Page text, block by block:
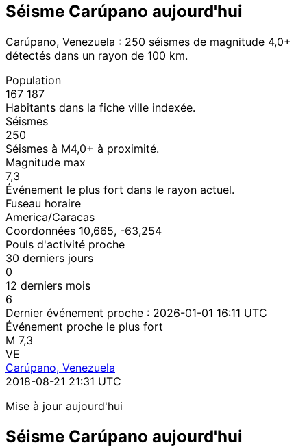
Séisme Carúpano aujourd'hui
Carúpano, Venezuela : 250 séismes de magnitude 4,0+
détectés dans un rayon de 100 km.
Population
167 187
Habitants dans la fiche ville indexée.
Séismes
250
Séismes à M4,0+ à proximité.
Magnitude max
7,3
Événement le plus fort dans le rayon actuel.
Fuseau horaire
America/Caracas
Coordonnées 10,665, -63,254
Pouls d'activité proche
30 derniers jours
0
12 derniers mois
6
Dernier événement proche : 2026-01-01 16:11 UTC
Événement proche le plus fort
M 7,3
VE
Carúpano, Venezuela
2018-08-21 21:31 UTC
Mise à jour aujourd'hui
Séisme Carúpano aujourd'hui